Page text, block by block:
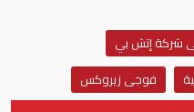
شركة إتش بي
فوجى زيروكس